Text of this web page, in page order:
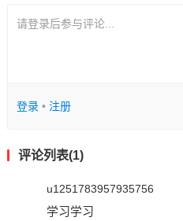
请登录后参与评论...
登录• 注册
评论列表(1)
u1251783957935756
学习学习